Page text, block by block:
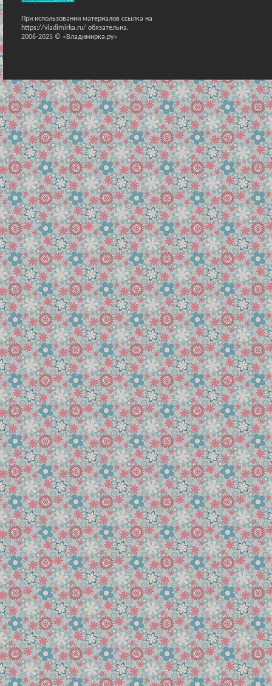
При использовании материалов ссылка на
https://vladimirka.ru/ обязательна.
2006-2025 © «Владимирка.ру»